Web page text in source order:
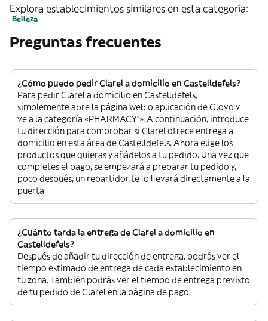
Explora establecimientos similares en esta categoría:
Belleza
Preguntas frecuentes
¿Cómo puedo pedir Clarel a domicilio en Castelldefels?
Para pedir Clarel a domicilio en Castelldefels,
simplemente abre la página web o aplicación de Glovo y
ve a la categoría «PHARMACY”». A continuación, introduce
tu dirección para comprobar si Clarel ofrece entrega a
domicilio en esta área de Castelldefels. Ahora elige los
productos que quieras y añádelos a tu pedido. Una vez que
completes el pago, se empezará a preparar tu pedido y,
poco después, un repartidor te lo llevará directamente a la
puerta.
¿Cuánto tarda la entrega de Clarel a domicilio en
Castelldefels?
Después de añadir tu dirección de entrega, podrás ver el
tiempo estimado de entrega de cada establecimiento en
tu zona. También podrás ver el tiempo de entrega previsto
de tu pedido de Clarel en la página de pago.